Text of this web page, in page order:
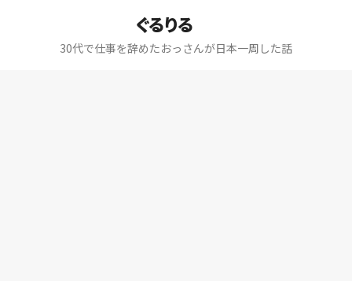
ぐるりる
30代で仕事を辞めたおっさんが日本一周した話